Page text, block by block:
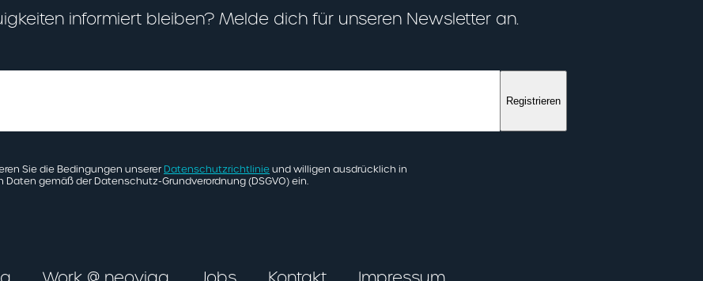
informiert bleiben? Melde dich für unseren Newsletter an.
Sie die Bedingungen unserer Datenschutzrichtlinie und willigen ausdrücklich in
gemäß der Datenschutz-Grundverordnung (DSGVO) ein.
Registrieren